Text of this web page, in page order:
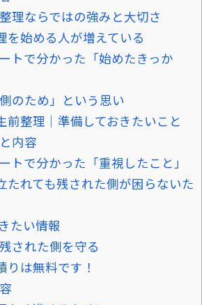
理ならではの強みと大切さ
を始める人が増えている
トで分かった「始めたきっか
のため」という思い
前整理｜準備しておきたいこと
内容
トで分かった「重視したこと」
たれても残された側が困らないた
たい情報
された側を守る
りは無料です！